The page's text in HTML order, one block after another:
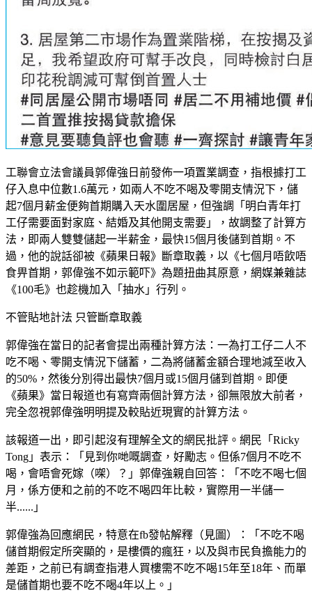
工聯會立法會議員郭偉強日前發佈一項置業調查，指根據打工
仔入息中位數1.6萬元，如兩人不吃不喝及零開支情況下，儲
起7個月薪金便夠首期購入天水圍居屋，但強調「明白青年打
工仔需要面對家庭、結婚及其他開支需要」，故調整了計算方
法，即兩人雙雙儲起一半薪金，最快15個月後儲到首期。不
過，他的說話卻被《蘋果日報》斷章取義，以《七個月唔飲唔
食畀首期，郭偉強不如示範吓》為題扭曲其原意，網媒兼雜誌
《100毛》也趁機加入「抽水」行列。
不管貼地計法 只管斷章取義
郭偉強在當日的記者會提出兩種計算方法：一為打工仔二人不
吃不喝、零開支情況下儲蓄，二為將儲蓄金額合理地減至收入
的50%，然後分別得出最快7個月或15個月儲到首期。即便
《蘋果》當日報道也有寫齊兩個計算方法，卻無限放大前者，
完全忽視郭偉強明明提及較貼近現實的計算方法。
該報道一出，即引起沒有理解全文的網民批評。網民「Ricky
Tong」表示：「見到你哋嘅調查，好勵志。但係7個月不吃不
喝，會唔會死嫁（㗎）？」郭偉強親自回答：「不吃不喝七個
月，係方便和之前的不吃不喝四年比較，實際用一半儲一
半......」
郭偉強為回應網民，特意在fb發帖解釋（見圖）：「不吃不喝
儲首期假定所突顯的，是樓價的瘋狂，以及與市民負擔能力的
差距，之前已有調查指港人買樓需不吃不喝15年至18年、而單
是儲首期也要不吃不喝4年以上。」